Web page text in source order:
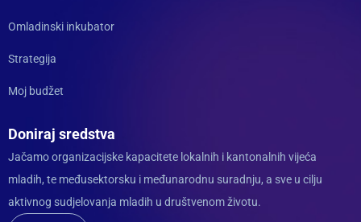
Omladinski inkubator
Strategija
Moj budžet
Doniraj sredstva
Jačamo organizacijske kapacitete lokalnih i kantonalnih vijeća
mladih, te međusektorsku i međunarodnu suradnju, a sve u cilju
aktivnog sudjelovanja mladih u društvenom životu.